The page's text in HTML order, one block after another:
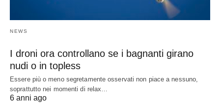
NEWS
I droni ora controllano se i bagnanti girano
nudi o in topless
Essere più o meno segretamente osservati non piace a nessuno,
soprattutto nei momenti di relax…
6 anni ago